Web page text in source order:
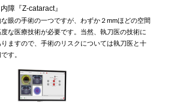
障『Z-cataract』
眼の手術の一つですが、わずか２mmほどの空間
な医療技術が必要です。当然、執刀医の技術に
ますので、手術のリスクについては執刀医と十
す。